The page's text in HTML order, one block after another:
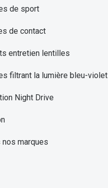
de sport
de contact
entretien lentilles
filtrant la lumière bleu-violet
Night Drive
nos marques